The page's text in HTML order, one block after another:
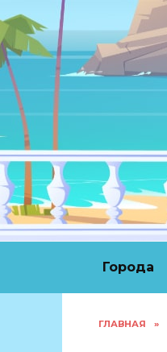
к
содержанию
Города
ГЛАВНАЯ »